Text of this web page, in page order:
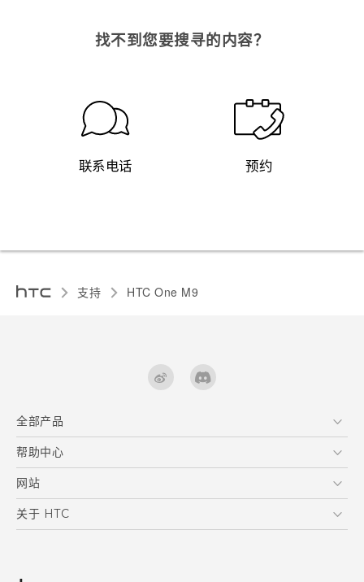
找不到您要搜寻的内容？
联系电话 预约
支持 HTC One M9‎
全部产品
区块链智能手机
VIVE
帮助中心
在线客服
支援与服务
产品保固说明
网站
HTC Dev
关于 HTC